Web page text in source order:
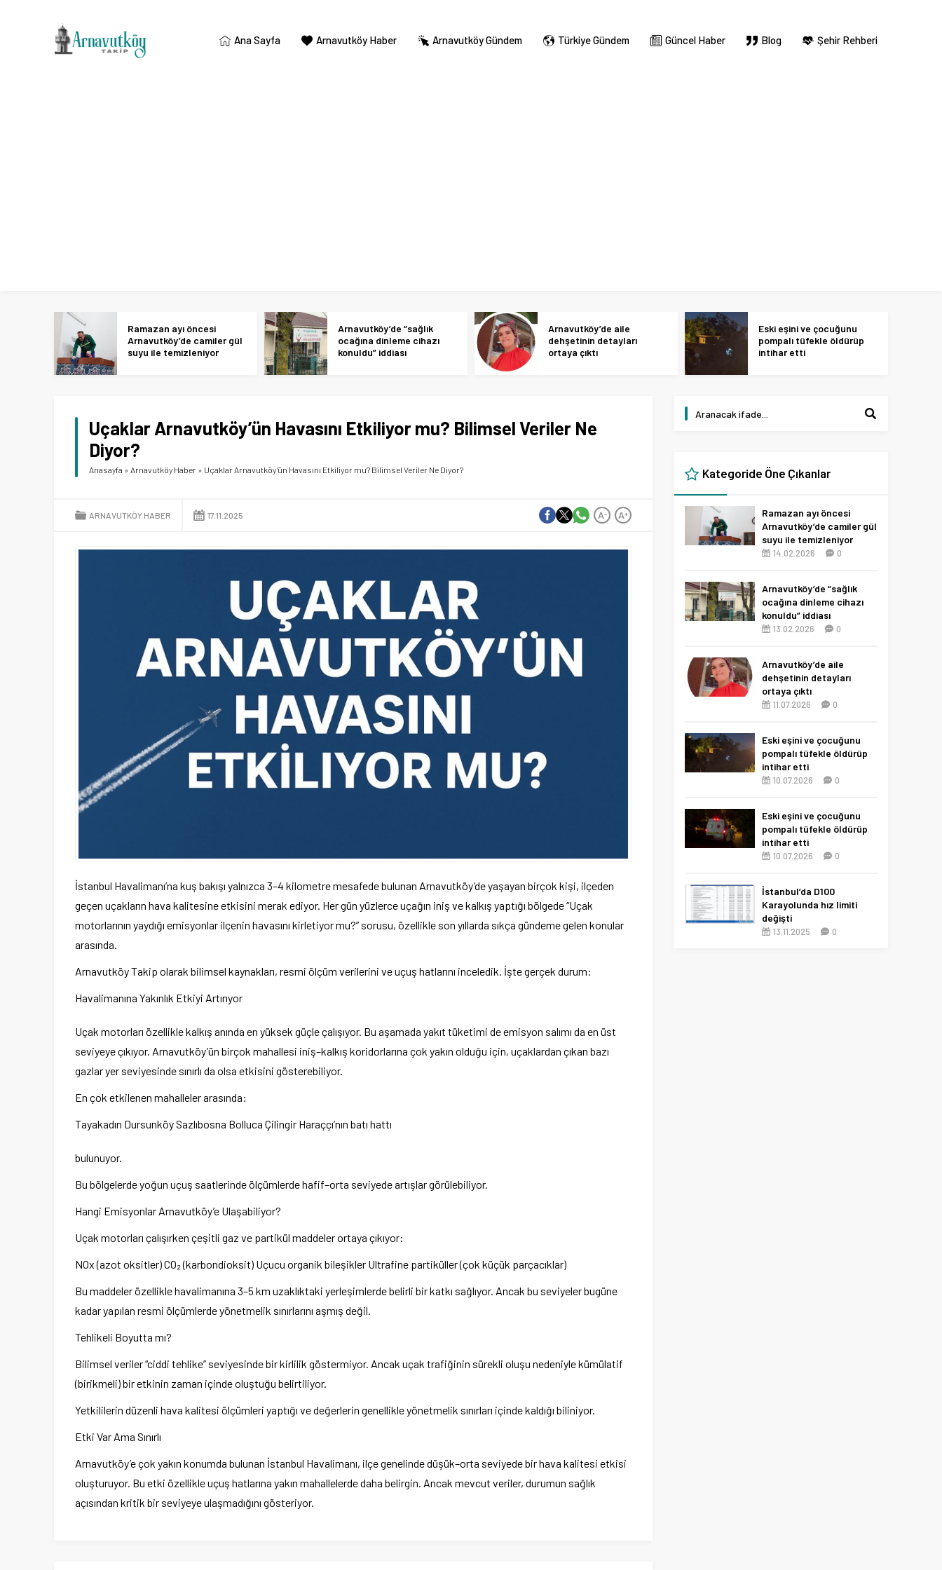
Ana Sayfa Arnavutköy Haber Arnavutköy Gündem Türkiye Gündem Güncel Haber Blog Şehir Rehberi
Ramazan ayı öncesi
Arnavutköy’de camiler gül
suyu ile temizleniyor
Arnavutköy’de “sağlık
ocağına dinleme cihazı
konuldu” iddiası
Arnavutköy’de aile
dehşetinin detayları
ortaya çıktı
Eski eşini ve çocuğunu
pompalı tüfekle öldürüp
intihar etti
Uçaklar Arnavutköy’ün Havasını Etkiliyor mu? Bilimsel Veriler Ne
Diyor?
Anasayfa » Arnavutköy Haber » Uçaklar Arnavutköy’ün Havasını Etkiliyor mu? Bilimsel Veriler Ne Diyor?
ARNAVUTKÖY HABER 17.11.2025 A+
A-
İstanbul Havalimanı’na kuş bakışı yalnızca 3–4 kilometre mesafede bulunan Arnavutköy’de yaşayan birçok kişi, ilçeden
geçen uçakların hava kalitesine etkisini merak ediyor. Her gün yüzlerce uçağın iniş ve kalkış yaptığı bölgede “Uçak
motorlarının yaydığı emisyonlar ilçenin havasını kirletiyor mu?” sorusu, özellikle son yıllarda sıkça gündeme gelen konular
arasında.
Arnavutköy Takip olarak bilimsel kaynakları, resmi ölçüm verilerini ve uçuş hatlarını inceledik. İşte gerçek durum:
Havalimanına Yakınlık Etkiyi Artırıyor
Uçak motorları özellikle kalkış anında en yüksek güçle çalışıyor. Bu aşamada yakıt tüketimi de emisyon salımı da en üst
seviyeye çıkıyor. Arnavutköy’ün birçok mahallesi iniş–kalkış koridorlarına çok yakın olduğu için, uçaklardan çıkan bazı
gazlar yer seviyesinde sınırlı da olsa etkisini gösterebiliyor.
En çok etkilenen mahalleler arasında:
Tayakadın Dursunköy Sazlıbosna Bolluca Çilingir Haraççı’nın batı hattı
bulunuyor.
Bu bölgelerde yoğun uçuş saatlerinde ölçümlerde hafif–orta seviyede artışlar görülebiliyor.
Hangi Emisyonlar Arnavutköy’e Ulaşabiliyor?
Uçak motorları çalışırken çeşitli gaz ve partikül maddeler ortaya çıkıyor:
NOx (azot oksitler) CO₂ (karbondioksit) Uçucu organik bileşikler Ultrafine partiküller (çok küçük parçacıklar)
Bu maddeler özellikle havalimanına 3–5 km uzaklıktaki yerleşimlerde belirli bir katkı sağlıyor. Ancak bu seviyeler bugüne
kadar yapılan resmi ölçümlerde yönetmelik sınırlarını aşmış değil.
Tehlikeli Boyutta mı?
Bilimsel veriler “ciddi tehlike” seviyesinde bir kirlilik göstermiyor. Ancak uçak trafiğinin sürekli oluşu nedeniyle kümülatif
(birikmeli) bir etkinin zaman içinde oluştuğu belirtiliyor.
Yetkililerin düzenli hava kalitesi ölçümleri yaptığı ve değerlerin genellikle yönetmelik sınırları içinde kaldığı biliniyor.
Etki Var Ama Sınırlı
Arnavutköy’e çok yakın konumda bulunan İstanbul Havalimanı, ilçe genelinde düşük–orta seviyede bir hava kalitesi etkisi
oluşturuyor. Bu etki özellikle uçuş hatlarına yakın mahallelerde daha belirgin. Ancak mevcut veriler, durumun sağlık
açısından kritik bir seviyeye ulaşmadığını gösteriyor.
Kategoride Öne Çıkanlar
Ramazan ayı öncesi
Arnavutköy’de camiler gül
suyu ile temizleniyor
14.02.2026 0
Arnavutköy’de “sağlık
ocağına dinleme cihazı
konuldu” iddiası
13.02.2026 0
Arnavutköy’de aile
dehşetinin detayları
ortaya çıktı
11.07.2026 0
Eski eşini ve çocuğunu
pompalı tüfekle öldürüp
intihar etti
10.07.2026 0
Eski eşini ve çocuğunu
pompalı tüfekle öldürüp
intihar etti
10.07.2026 0
İstanbul’da D100
Karayolunda hız limiti
değişti
13.11.2025 0